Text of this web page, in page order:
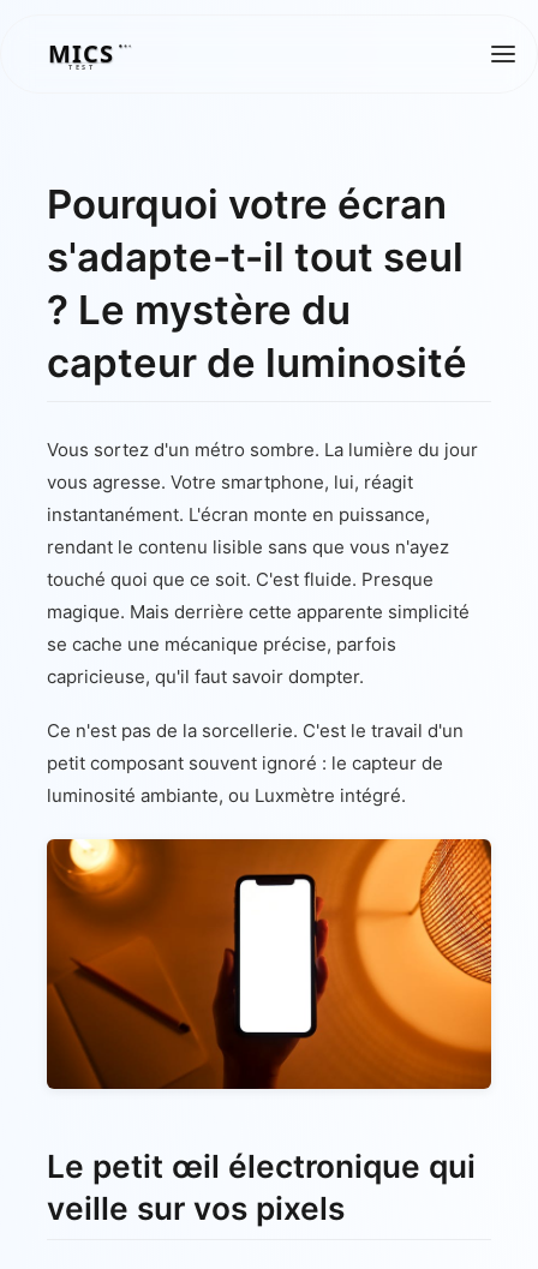
MICS
MICS
TEST
Pourquoi votre écran
s'adapte-t-il tout seul
? Le mystère du
capteur de luminosité
Vous sortez d'un métro sombre. La lumière du jour
vous agresse. Votre smartphone, lui, réagit
instantanément. L'écran monte en puissance,
rendant le contenu lisible sans que vous n'ayez
touché quoi que ce soit. C'est fluide. Presque
magique. Mais derrière cette apparente simplicité
se cache une mécanique précise, parfois
capricieuse, qu'il faut savoir dompter.
Ce n'est pas de la sorcellerie. C'est le travail d'un
petit composant souvent ignoré : le capteur de
luminosité ambiante, ou Luxmètre intégré.
Le petit œil électronique qui
veille sur vos pixels